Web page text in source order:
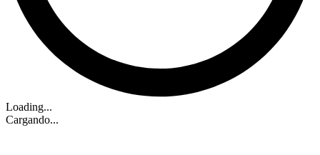
Loading...
Cargando...